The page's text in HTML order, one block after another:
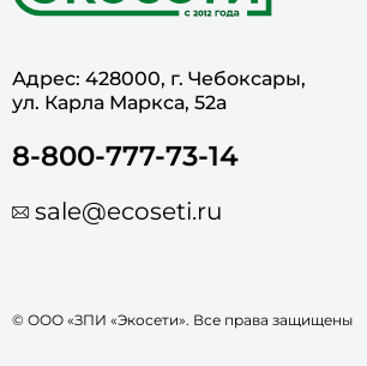
Адрес: 428000, г. Чебоксары,
ул. Карла Маркса, 52а
8-800-777-73-14
sale@ecoseti.ru
© ООО «ЗПИ «Экосети». Все права защищены